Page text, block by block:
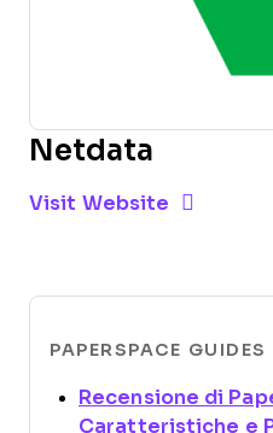
Netdata
Visit Website Opens
PAPERSPACE GUIDES
Recensione di
Caratteristiche e